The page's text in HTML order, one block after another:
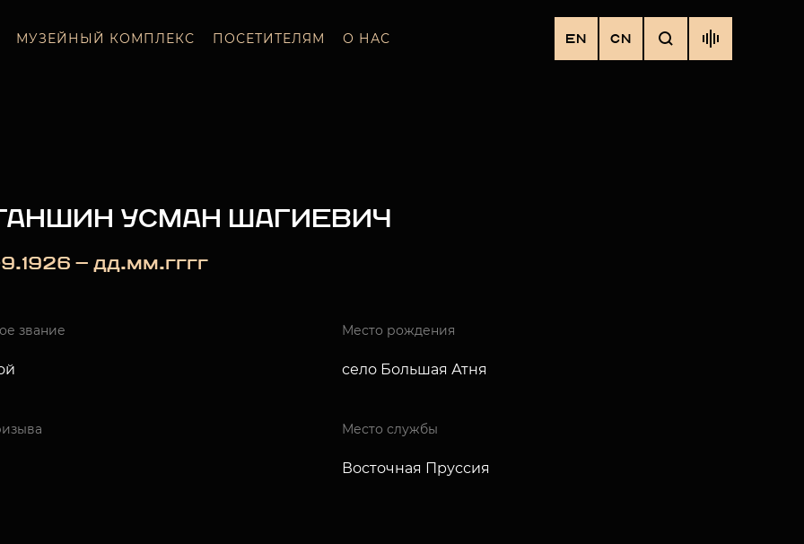
МУЗЕЙНЫЙ КОМПЛЕКС ПОСЕТИТЕЛЯМ О НАС EN CN
УСМАН ШАГИЕВИЧ
— дд.мм.гггг
звание Место рождения
село Большая Атня
Место службы
Восточная Пруссия